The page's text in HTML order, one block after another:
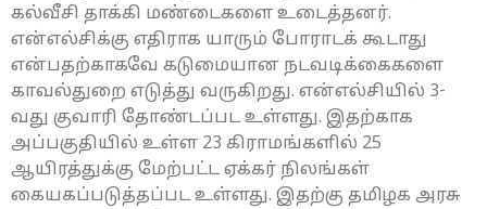
கல்வீசி தாக்கி மண்டைகளை உடைத்தனர்.
என்எல்சிக்கு எதிராக யாரும் போராடக் கூடாது
என்பதற்காகவே கடுமையான நடவடிக்கைகளை
காவல்துறை எடுத்து வருகிறது. என்எல்சியில் 3-
வது குவாரி தோண்டப்பட உள்ளது. இதற்காக
அப்பகுதியில் உள்ள 23 கிராமங்களில் 25
ஆயிரத்துக்கு மேற்பட்ட ஏக்கர் நிலங்கள்
கையகப்படுத்தப்பட உள்ளது. இதற்கு தமிழக அரசு